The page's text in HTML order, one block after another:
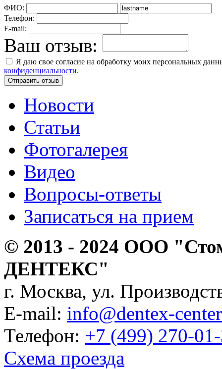
ФИО:
Телефон:
E-mail:
Ваш отзыв:
Я даю свое согласие на обработку моих персональных
конфиденциальности.
Новости
Статьи
Фотогалерея
Видео
Вопросы-ответы
Записаться на прием
© 2013 - 2024 ООО
ДЕНТЕКС"
г. Москва, ул.
E-mail: info@dentex-
Телефон: +7 (499) 270-
Схема проезда